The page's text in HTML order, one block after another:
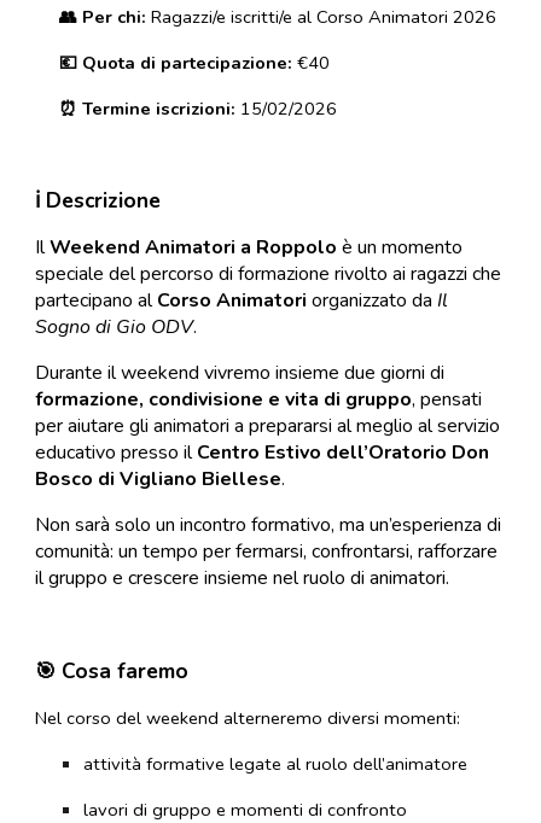
👥 Per chi: Ragazzi/e iscritti/e al Corso Animatori 2026
💶 Quota di partecipazione: €40
⏰ Termine iscrizioni: 15/02/2026
ℹ️ Descrizione
IlWeekend Animatori a Roppolo è un momento
speciale del percorso di formazione rivolto ai ragazzi che
partecipano alCorso Animatori organizzato da Il
Sogno di Gio ODV.
Durante il weekend vivremo insieme due giorni di
formazione, condivisione e vita di gruppo, pensati
per aiutare gli animatori a prepararsi al meglio al servizio
educativo presso ilCentro Estivo dell’Oratorio Don
Bosco di Vigliano Biellese.
Non sarà solo un incontro formativo, ma un’esperienza di
comunità: un tempo per fermarsi, confrontarsi, rafforzare
il gruppo e crescere insieme nel ruolo di animatori.
🎯 Cosa faremo
Nel corso del weekend alterneremo diversi momenti:
attività formative legate al ruolo dell’animatore
lavori di gruppo e momenti di confronto